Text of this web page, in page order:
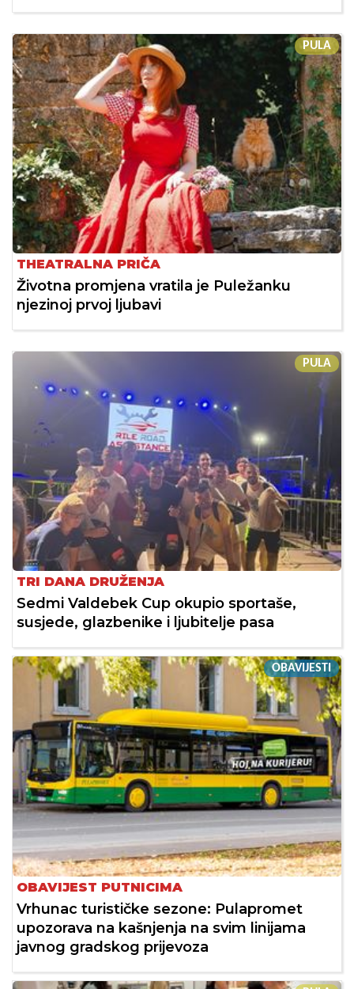
PULA
THEATRALNA PRIČA
Životna promjena vratila je Puležanku
njezinoj prvoj ljubavi
PULA
TRI DANA DRUŽENJA
Sedmi Valdebek Cup okupio sportaše,
susjede, glazbenike i ljubitelje pasa
OBAVIJESTI
OBAVIJEST PUTNICIMA
Vrhunac turističke sezone: Pulapromet
upozorava na kašnjenja na svim linijama
javnog gradskog prijevoza